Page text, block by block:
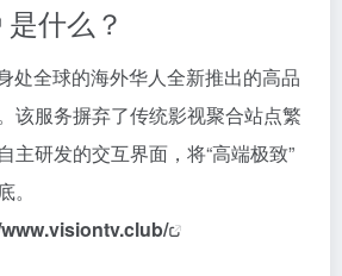
是什么？
处全球的海外华人全新推出的高品
该服务摒弃了传统影视聚合站点繁
主研发的交互界面，将“高端极致”